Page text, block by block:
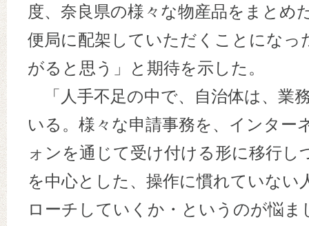
度、奈良県の様々な物産品をまとめ
便局に配架していただくことになっ
がると思う」と期待を示した。
「人手不足の中で、自治体は、業
いる。様々な申請事務を、インター
ォンを通じて受け付ける形に移行し
を中心とした、操作に慣れていない
ローチしていくか・というのが悩ま